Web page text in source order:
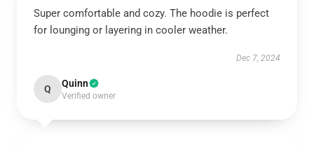
Super comfortable and cozy. The hoodie is perfect
for lounging or layering in cooler weather.
Dec 7, 2024
Q Quinn
Verified owner